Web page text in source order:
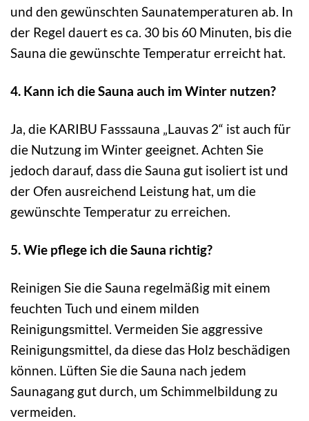
und den gewünschten Saunatemperaturen ab. In
der Regel dauert es ca. 30 bis 60 Minuten, bis die
Sauna die gewünschte Temperatur erreicht hat.
4. Kann ich die Sauna auch im Winter nutzen?
Ja, die KARIBU Fasssauna „Lauvas 2“ ist auch für
die Nutzung im Winter geeignet. Achten Sie
jedoch darauf, dass die Sauna gut isoliert ist und
der Ofen ausreichend Leistung hat, um die
gewünschte Temperatur zu erreichen.
5. Wie pflege ich die Sauna richtig?
Reinigen Sie die Sauna regelmäßig mit einem
feuchten Tuch und einem milden
Reinigungsmittel. Vermeiden Sie aggressive
Reinigungsmittel, da diese das Holz beschädigen
können. Lüften Sie die Sauna nach jedem
Saunagang gut durch, um Schimmelbildung zu
vermeiden.